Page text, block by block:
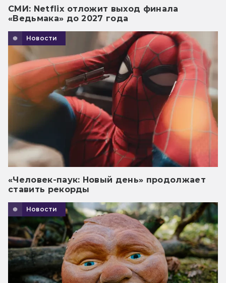
СМИ: Netflix отложит выход финала
«Ведьмака» до 2027 года
Новости
«Человек-паук: Новый день» продолжает
ставить рекорды
Новости